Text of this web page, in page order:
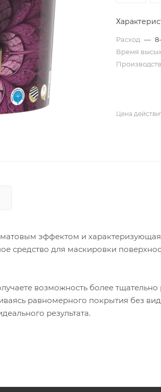
Расход —
Время
Цена
эффектом и
средство для маскировки
возможность более тщательно
равномерного покрытия без
результата.